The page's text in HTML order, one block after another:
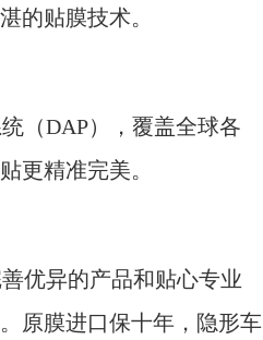
的贴膜技术。
（DAP），覆盖全球各
更精准完美。
优异的产品和贴心专业
原膜进口保十年，隐形车